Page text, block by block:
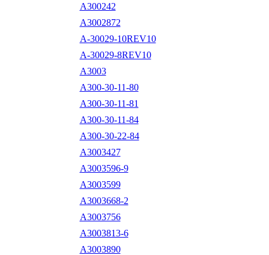
A300242
A3002872
A-30029-10REV10
A-30029-8REV10
A3003
A300-30-11-80
A300-30-11-81
A300-30-11-84
A300-30-22-84
A3003427
A3003596-9
A3003599
A3003668-2
A3003756
A3003813-6
A3003890